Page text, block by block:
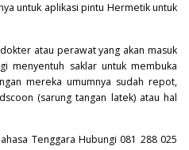
untuk aplikasi pintu Hermetik untuk
atau perawat yang akan masuk
menyentuh saklar untuk membuka
mereka umumnya sudah repot,
(sarung tangan latek) atau hal